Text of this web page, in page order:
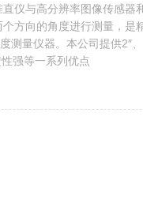
仪与高分辨率图像传感器
方向的角度进行测量，是
量仪器。本公司提供2″、
强等一系列优点